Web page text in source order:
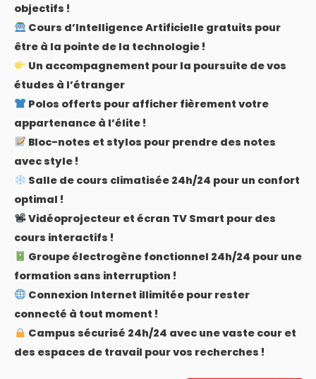
objectifs !
Cours d’Intelligence Artificielle gratuits pour
être à la pointe de la technologie !
Un accompagnement pour la poursuite de vos
études à l’étranger
Polos offerts pour afficher fièrement votre
appartenance à l’élite !
Bloc-notes et stylos pour prendre des notes
avec style !
Salle de cours climatisée 24h/24 pour un confort
optimal !
Vidéoprojecteur et écran TV Smart pour des
cours interactifs !
Groupe électrogène fonctionnel 24h/24 pour une
formation sans interruption !
Connexion Internet illimitée pour rester
connecté à tout moment !
Campus sécurisé 24h/24 avec une vaste cour et
des espaces de travail pour vos recherches !